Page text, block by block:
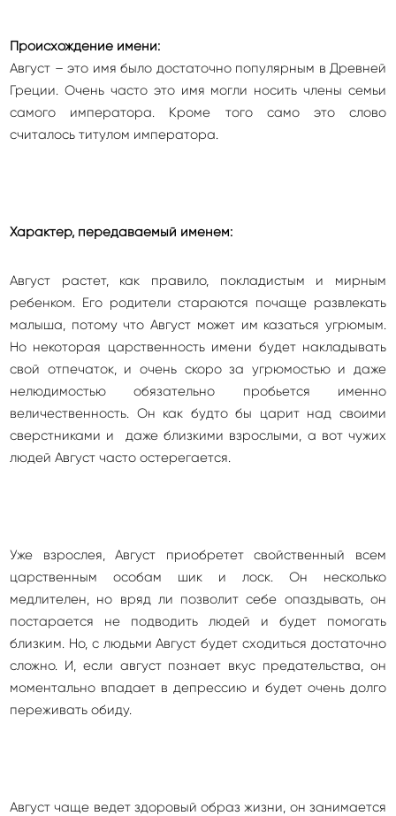
Происхождение имени:
Август – это имя было достаточно популярным в Древней
Греции. Очень часто это имя могли носить члены семьи
самого императора. Кроме того само это слово
считалось титулом императора.
Характер, передаваемый именем:
Август растет, как правило, покладистым и мирным
ребенком. Его родители стараются почаще развлекать
малыша, потому что Август может им казаться угрюмым.
Но некоторая царственность имени будет накладывать
свой отпечаток, и очень скоро за угрюмостью и даже
нелюдимостью обязательно пробьется именно
величественность. Он как будто бы царит над своими
сверстниками и даже близкими взрослыми, а вот чужих
людей Август часто остерегается.
Уже взрослея, Август приобретет свойственный всем
царственным особам шик и лоск. Он несколько
медлителен, но вряд ли позволит себе опаздывать, он
постарается не подводить людей и будет помогать
близким. Но, с людьми Август будет сходиться достаточно
сложно. И, если август познает вкус предательства, он
моментально впадает в депрессию и будет очень долго
переживать обиду.
Август чаще ведет здоровый образ жизни, он занимается